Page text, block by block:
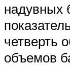
надувных
четверть
объемов